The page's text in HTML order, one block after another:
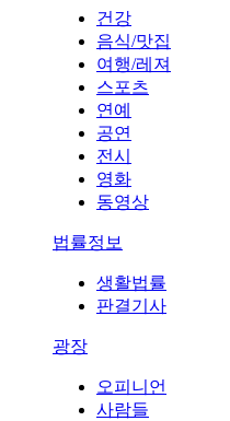
건강
음식/맛집
여행/레져
스포츠
연예
공연
전시
영화
동영상
법률정보
생활법률
판결기사
광장
오피니언
사람들